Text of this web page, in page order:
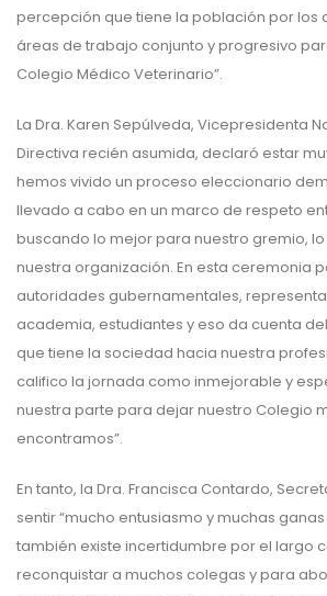
percepción que tiene la población por los
áreas de trabajo conjunto y progresivo
Colegio Médico Veterinario”.
La Dra. Karen Sepúlveda, Vicepresidenta
Directiva recién asumida, declaró estar
hemos vivido un proceso eleccionario
llevado a cabo en un marco de respeto
buscando lo mejor para nuestro gremio,
nuestra organización. En esta ceremonia
autoridades gubernamentales,
academia, estudiantes y eso da cuenta
que tiene la sociedad hacia nuestra
califico la jornada como inmejorable y
nuestra parte para dejar nuestro Colegio
encontramos”.
En tanto, la Dra. Francisca Contardo,
sentir “mucho entusiasmo y muchas
también existe incertidumbre por el largo
reconquistar a muchos colegas y para